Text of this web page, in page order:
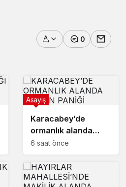
0
Karacabey’de
ormanlık alanda
yangın paniği
Asayiş
6 saat önce